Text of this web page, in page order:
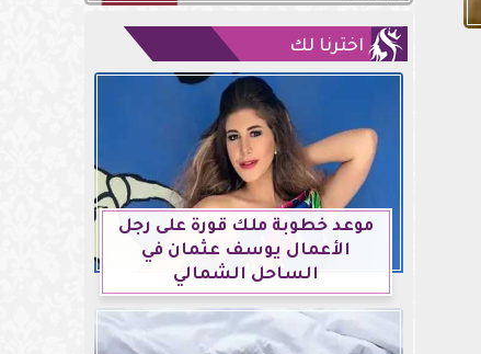
اخترنا لك
موعد خطوبة ملك قورة على رجل
الأعمال يوسف عثمان في
الساحل الشمالي